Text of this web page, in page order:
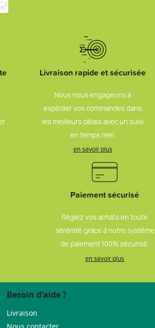
Livraison rapide et sécurisée
Nous nous engageons à
expédier vos commandes dans
les meilleurs délais avec un suivi
en temps réel.
en savoir plus
Paiement sécurisé
Réglez vos achats en toute
sérénité grâce à notre système
de paiement 100% sécurisé.
en savoir plus
Besoin d'aide ?
Livraison